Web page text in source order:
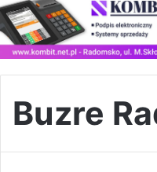
Buzre